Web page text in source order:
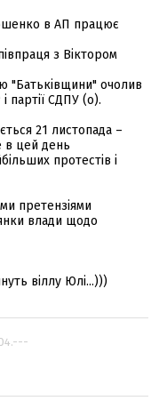
в АП працює
з Віктором
"Батьківщини" очолив
партії СДПУ (о).
21 листопада –
в цей день
протестів і
претензіями
влади щодо
віллу Юлі...)))